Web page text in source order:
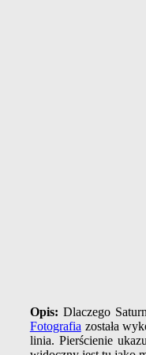
Opis:Dlaczego
Fotografia została
linia. Pierścienie